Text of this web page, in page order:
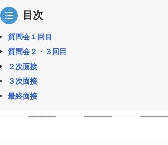
目次
質問会１回目
質問会２・３回目
２次面接
３次面接
最終面接